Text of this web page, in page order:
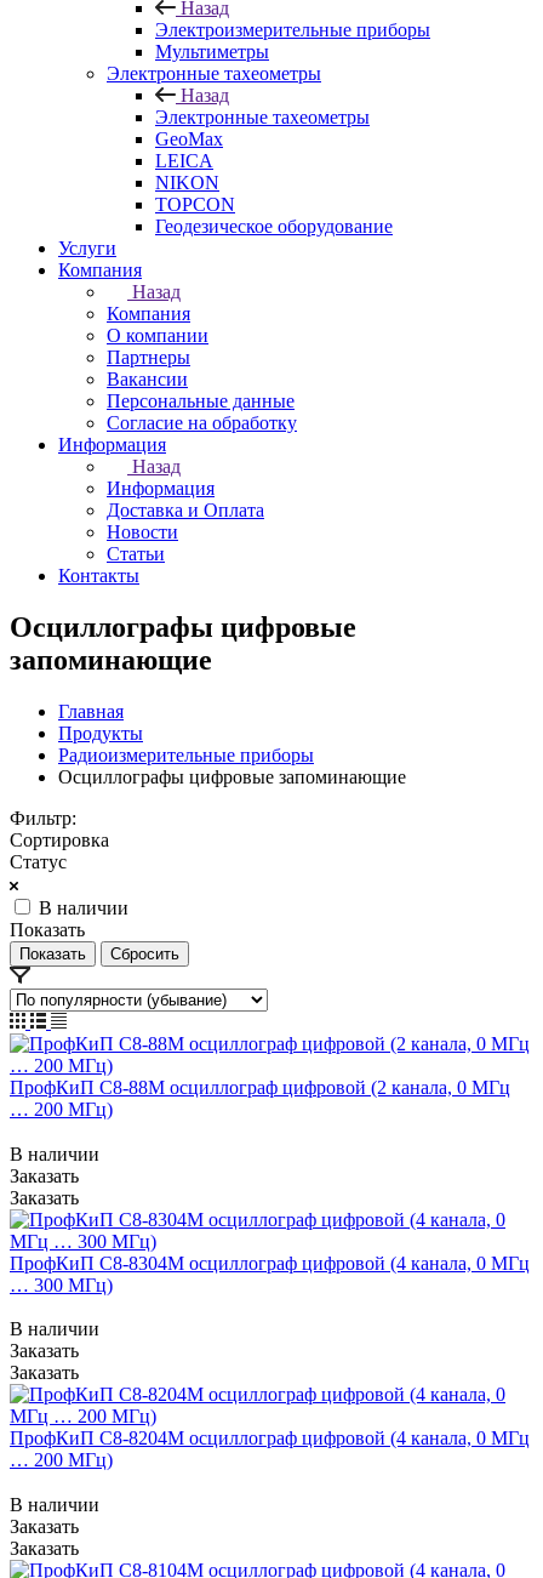
Назад
Электроизмерительные приборы
Мультиметры
Электронные тахеометры
Назад
Электронные тахеометры
GeoMax
LEICA
NIKON
TOPCON
Геодезическое оборудование
Услуги
Компания
Назад
Компания
О компании
Партнеры
Вакансии
Персональные данные
Согласие на обработку
Информация
Назад
Информация
Доставка и Оплата
Новости
Статьи
Контакты
Осциллографы цифровые
запоминающие
Главная
Продукты
Радиоизмерительные приборы
Осциллографы цифровые запоминающие
Фильтр:
Сортировка
Статус
В наличии
Показать
Сбросить
ПрофКиП С8-88М осциллограф цифровой (2 канала, 0 МГц
… 200 МГц)
В наличии
Заказать
Заказать
ПрофКиП С8-8304М осциллограф цифровой (4 канала, 0 МГц
… 300 МГц)
В наличии
Заказать
Заказать
ПрофКиП С8-8204М осциллограф цифровой (4 канала, 0 МГц
… 200 МГц)
В наличии
Заказать
Заказать